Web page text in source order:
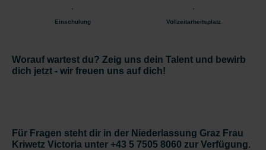
Einschulung Vollzeitarbeitsplatz
Worauf wartest du? Zeig uns dein Talent und bewirb
dich jetzt - wir freuen uns auf dich!
Für Fragen steht dir in der Niederlassung Graz Frau
Kriwetz Victoria unter +43 5 7505 8060 zur Verfügung.